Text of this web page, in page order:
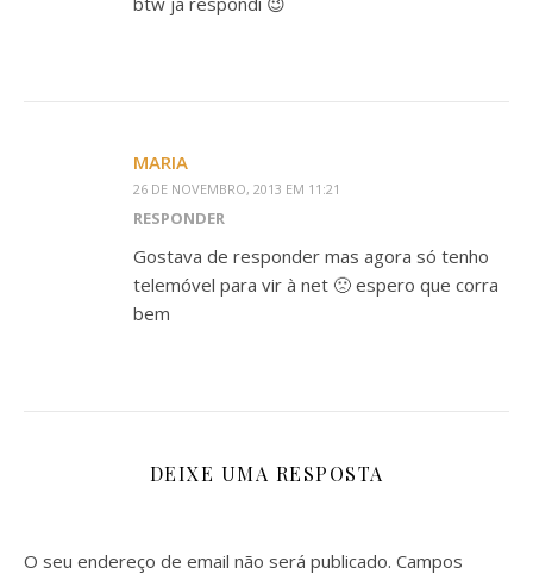
MARIA
26 DE NOVEMBRO, 2013 EM 11:21
RESPONDER
Gostava de responder mas agora só tenho
telemóvel para vir à net 🙁 espero que corra
bem
DEIXE UMA RESPOSTA
O seu endereço de email não será publicado. Campos